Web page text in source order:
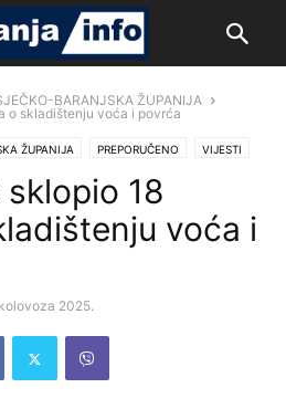
BARANJSKA ŽUPANIJA
o skladištenju voća i povrća
ŽUPANIJA PREPORUČENO VIJESTI
sklopio 18
voća i
2025.